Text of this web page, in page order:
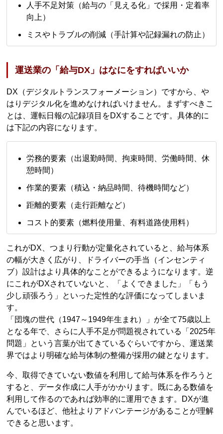
人手不足対策（給与の「見える化」で採用・定着率
向上）
ミスやトラブルの削減（手計算や記録漏れの防止）
運送業の「給与DX」はなにをすればいいか
DX（デジタルトランスフォーメーション）ですから、や
はりデジタル化を進めなければいけません。まずすべきこ
とは、運転日報の記録項目をDXすることです。具体的に
は下記の内容になります。
労務的要素（出退勤時間、拘束時間、労働時間、休
憩時間）
作業的要素（積込・納品時間、待機時間など）
距離的要素（走行距離など）
コスト的要素（燃料使用量、有料道路使用料）
これがDX、つまり行動が定量化されていると、給与体系
の幅が大きく広がり、ドライバーの手当（インセンティ
ブ）設計はより具体的なことができるようになります。逆
にこれがDXされていないと、「よくできました」「もう
少し頑張ろう」といった定性的な評価になってしまいま
す。
「団塊の世代（1947～1949年生まれ）」が全て75歳以上
となる年で、さらに人手不足が問題視されている「2025年
問題」という言葉が出てきているぐらいですから、運送業
界ではより明確な給与体制の整備が採用の鍵となります。
今、取得できていない数値を利用して給与体系を作ろうと
すると、データ作成に人手がかかります。既にある数値を
利用して作るのであれば効率的に運用できます。DXが進
んでいるほど、他社よりアドバンテージがあることが理解
できると思います。